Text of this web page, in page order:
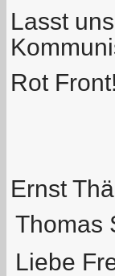
Lasst
Rot Front!
Ernst
Thomas
Liebe